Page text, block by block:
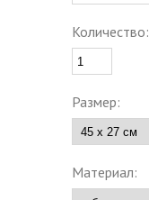
Количество:
Размер:
Материал: